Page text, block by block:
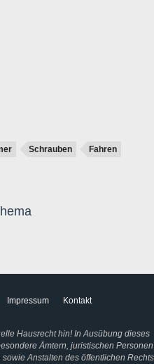
Schrauben
Fahren
Impressum Kontakt
Hausrecht hin! In Ausübung dieses
Ämtern, juristischen Personen
Anstalten des öffentlichen Rechts